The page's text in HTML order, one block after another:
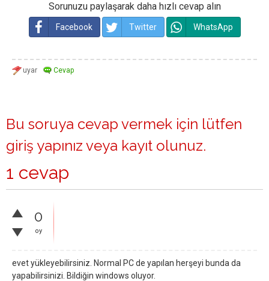
Sorunuzu paylaşarak daha hızlı cevap alın
Facebook Twitter WhatsApp
Bu soruya cevap vermek için lütfen
giriş yapınız veya kayıt olunuz.
1 cevap
0
oy
evet yükleyebilirsiniz. Normal PC de yapılan herşeyi bunda da
yapabilirsinizi. Bildiğin windows oluyor.